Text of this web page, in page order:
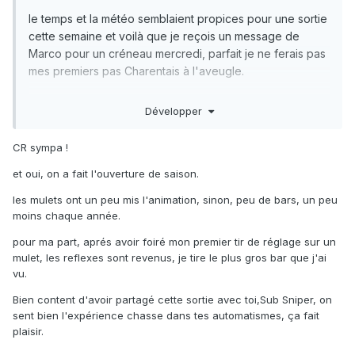
pour une première c'est encourageant , on a pas fait une
pêche mémorable mais je suis tout de même ravis de cette
sortie en très bonne compagnie.
le temps et la météo semblaient propices pour une sortie
cette semaine et voilà que je reçois un message de
Marco pour un créneau mercredi, parfait je ne ferais pas
mes premiers pas Charentais à l'aveugle.
découvrir ces zones, j'arrive très en avance au point de
travail, j'ai droit à une nouvelle visite de l’évolution de sa
production tandis qu'il fignole deux trois trucs....
A l'heure prévue on charge le matos dans la fourgonnette
de Marco et le kayak sur le toit , une petite halte bouffe et
pas dire où c'est 🤪)
longtemps)
la chasse est prévue dans peu d'eau et avec une visie
Développer
CR sympa !
et oui, on a fait l'ouverture de saison.
les mulets ont un peu mis l'animation, sinon, peu de bars, un peu
moins chaque année.
pour ma part, aprés avoir foiré mon premier tir de réglage sur un
mulet, les reflexes sont revenus, je tire le plus gros bar que j'ai
vu.
Bien content d'avoir partagé cette sortie avec toi,Sub Sniper, on
sent bien l'expérience chasse dans tes automatismes, ça fait
plaisir.